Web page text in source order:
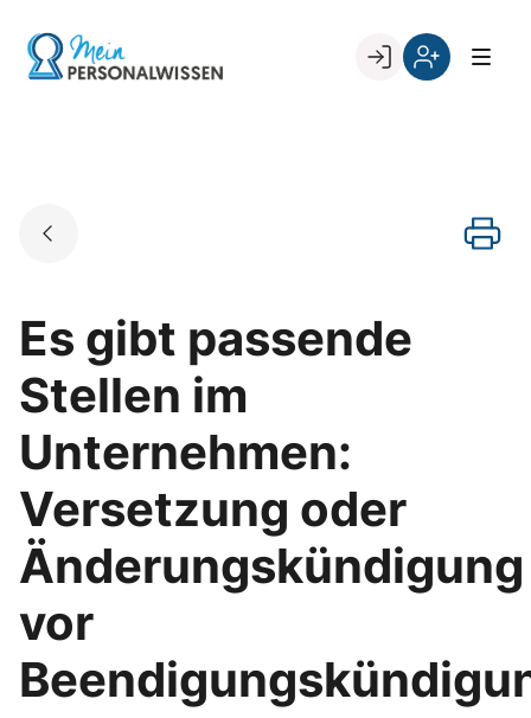
content
Go to landing page.
Es gibt passende
Stellen im
Unternehmen:
Versetzung oder
Änderungskündigung
vor